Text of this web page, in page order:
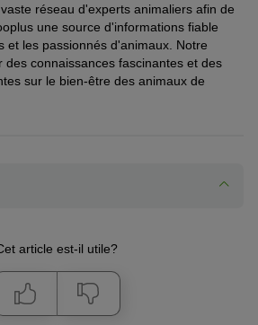
réseau d'experts animaliers afin de
une source d'informations fiable
et les passionnés d'animaux. Notre
des connaissances fascinantes et des
sur le bien-être des animaux de
article est-il utile?